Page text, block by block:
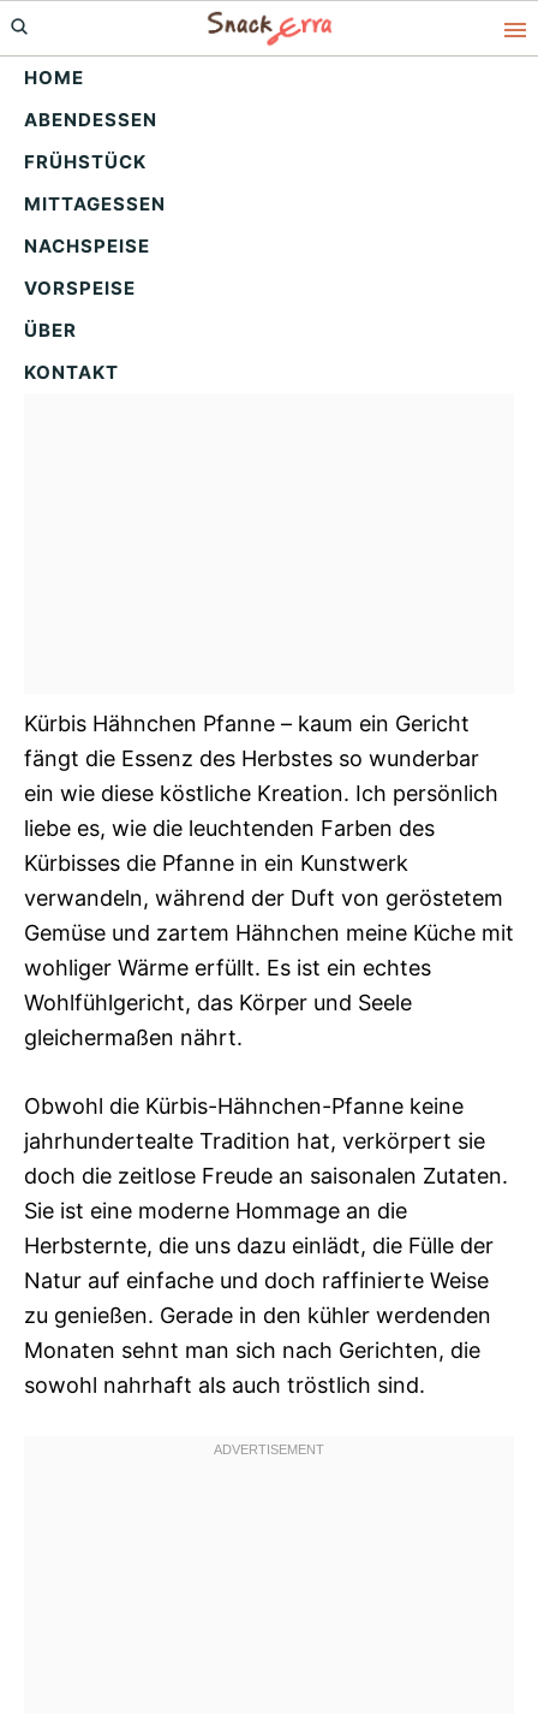
Skip
to
primary
navigation
Skip
to
main
content
Skip
to
primary
sidebar
HOME
ABENDESSEN
FRÜHSTÜCK
MITTAGESSEN
NACHSPEISE
VORSPEISE
ÜBER
KONTAKT
Herzhafte Kürbis
Hähnchen Pfanne: Einfach
& unwiderstehlich!
Kürbis Hähnchen Pfanne – kaum ein Gericht
fängt die Essenz des Herbstes so wunderbar
ein wie diese köstliche Kreation. Ich persönlich
liebe es, wie die leuchtenden Farben des
Kürbisses die Pfanne in ein Kunstwerk
verwandeln, während der Duft von geröstetem
Gemüse und zartem Hähnchen meine Küche mit
wohliger Wärme erfüllt. Es ist ein echtes
Wohlfühlgericht, das Körper und Seele
gleichermaßen nährt.
Obwohl die Kürbis-Hähnchen-Pfanne keine
jahrhundertealte Tradition hat, verkörpert sie
doch die zeitlose Freude an saisonalen Zutaten.
Sie ist eine moderne Hommage an die
Herbsternte, die uns dazu einlädt, die Fülle der
Natur auf einfache und doch raffinierte Weise
zu genießen. Gerade in den kühler werdenden
Monaten sehnt man sich nach Gerichten, die
sowohl nahrhaft als auch tröstlich sind.